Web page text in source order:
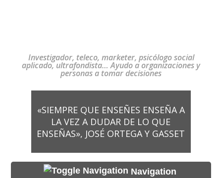
Investigador, teleco, marketer, psicólogo social
aplicado, ultrafondista… Ayudo a organizaciones y
personas a tomar decisiones
«SIEMPRE QUE ENSEÑES ENSEÑA A
LA VEZ A DUDAR DE LO QUE
ENSEÑAS», JOSÉ ORTEGA Y GASSET
Navigation